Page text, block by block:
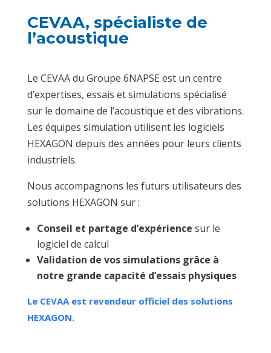
CEVAA, spécialiste de
l’acoustique
Le CEVAA du Groupe 6NAPSE est un centre
d’expertises, essais et simulations spécialisé
sur le domaine de l’acoustique et des vibrations.
Les équipes simulation utilisent les logiciels
HEXAGON depuis des années pour leurs clients
industriels.
Nous accompagnons les futurs utilisateurs des
solutions HEXAGON sur :
Conseil et partage d’expérience sur le
logiciel de calcul
Validation de vos simulations grâce à
notre grande capacité d’essais physiques
Le CEVAA est revendeur officiel des solutions
HEXAGON.